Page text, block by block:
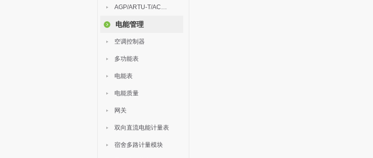
AGP/ARTU-T/ACM/ADDC
电能管理
空调控制器
多功能表
电能表
电能质量
网关
双向直流电能计量表
宿舍多路计量模块